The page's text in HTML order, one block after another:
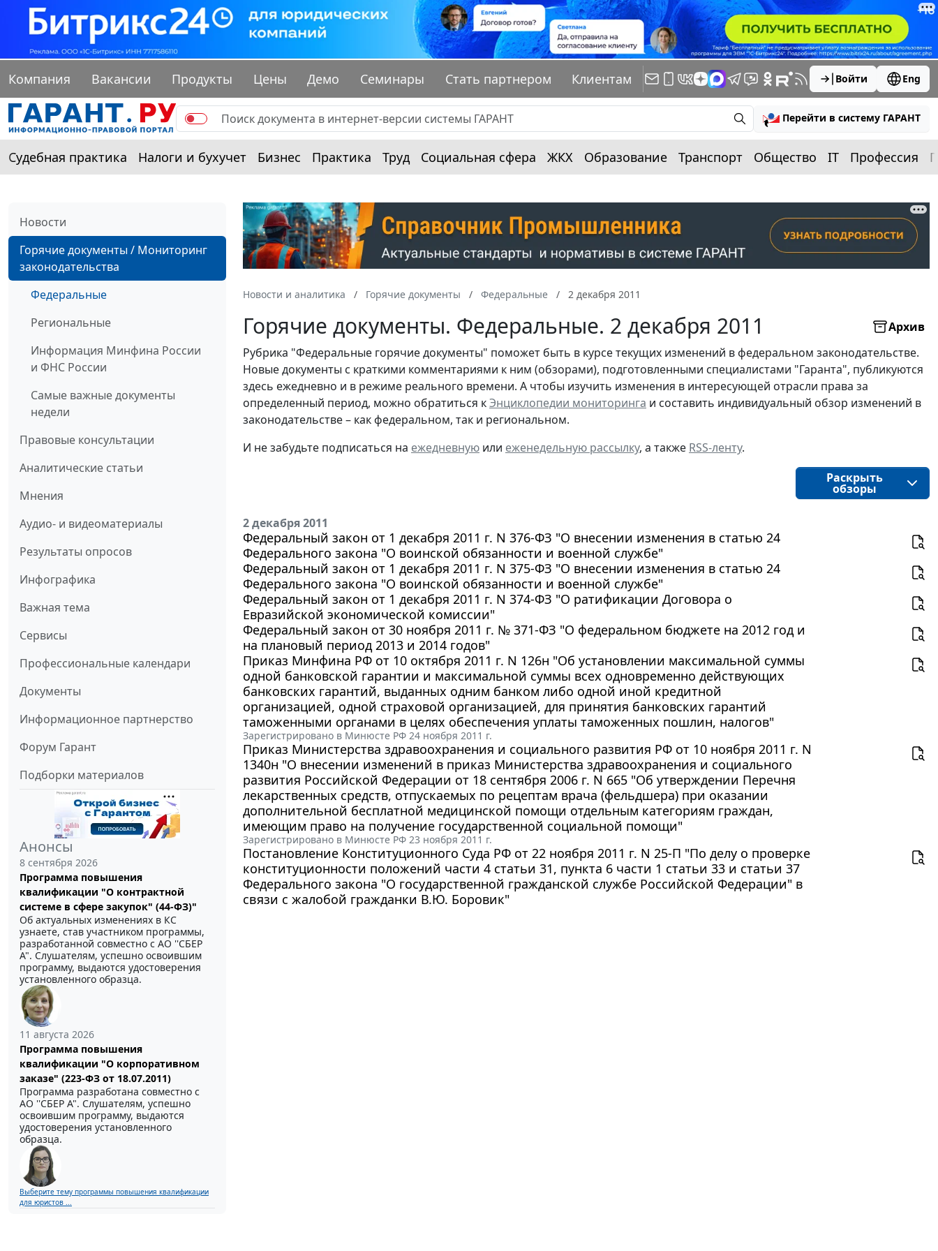
Компания Вакансии Продукты Цены Демо Семинары Стать партнером Клиентам Войти Eng
Перейти в систему ГАРАНТ
Судебная практика Налоги и бухучет Бизнес Практика Труд Социальная сфера ЖКХ Образование Транспорт Общество IT Профессия
Новости
Горячие документы / Мониторинг
законодательства
Федеральные
Региональные
Информация Минфина России
и ФНС России
Самые важные документы
недели
Правовые консультации
Аналитические статьи
Мнения
Аудио- и видеоматериалы
Результаты опросов
Инфографика
Важная тема
Сервисы
Профессиональные календари
Документы
Информационное партнерство
Форум Гарант
Подборки материалов
Анонсы
8 сентября 2026
Программа повышения
квалификации "О контрактной
системе в сфере закупок" (44-ФЗ)"
Об актуальных изменениях в КС
узнаете, став участником программы,
разработанной совместно с АО ''СБЕР
А". Слушателям, успешно освоившим
программу, выдаются удостоверения
установленного образца.
11 августа 2026
Программа повышения
квалификации "О корпоративном
заказе" (223-ФЗ от 18.07.2011)
Программа разработана совместно с
АО ''СБЕР А". Слушателям, успешно
освоившим программу, выдаются
удостоверения установленного
образца.
Выберите тему программы повышения квалификации
для юристов ...
Новости и аналитика Горячие документы Федеральные 2 декабря 2011
Горячие документы. Федеральные. 2 декабря 2011
Архив
Рубрика "Федеральные горячие документы" поможет быть в курсе текущих изменений в федеральном законодательстве.
Новые документы с краткими комментариями к ним (обзорами), подготовленными специалистами "Гаранта", публикуются
здесь ежедневно и в режиме реального времени. А чтобы изучить изменения в интересующей отрасли права за
определенный период, можно обратиться кЭнциклопедии мониторинга и составить индивидуальный обзор изменений в
законодательстве – как федеральном, так и региональном.
И не забудьте подписаться на ежедневную или еженедельную рассылку, а также RSS-ленту.
Раскрыть
обзоры
2 декабря 2011
Федеральный закон от 1 декабря 2011 г. N 376-ФЗ "О внесении изменения в статью 24
Федерального закона "О воинской обязанности и военной службе"
Федеральный закон от 1 декабря 2011 г. N 375-ФЗ "О внесении изменения в статью 24
Федерального закона "О воинской обязанности и военной службе"
Федеральный закон от 1 декабря 2011 г. N 374-ФЗ "О ратификации Договора о
Евразийской экономической комиссии"
Федеральный закон от 30 ноября 2011 г. № 371-ФЗ "О федеральном бюджете на 2012 год и
на плановый период 2013 и 2014 годов"
Приказ Минфина РФ от 10 октября 2011 г. N 126н "Об установлении максимальной суммы
одной банковской гарантии и максимальной суммы всех одновременно действующих
банковских гарантий, выданных одним банком либо одной иной кредитной
организацией, одной страховой организацией, для принятия банковских гарантий
таможенными органами в целях обеспечения уплаты таможенных пошлин, налогов"
Зарегистрировано в Минюсте РФ 24 ноября 2011 г.
Приказ Министерства здравоохранения и социального развития РФ от 10 ноября 2011 г. N
1340н "О внесении изменений в приказ Министерства здравоохранения и социального
развития Российской Федерации от 18 сентября 2006 г. N 665 "Об утверждении Перечня
лекарственных средств, отпускаемых по рецептам врача (фельдшера) при оказании
дополнительной бесплатной медицинской помощи отдельным категориям граждан,
имеющим право на получение государственной социальной помощи"
Зарегистрировано в Минюсте РФ 23 ноября 2011 г.
Постановление Конституционного Суда РФ от 22 ноября 2011 г. N 25-П "По делу о проверке
конституционности положений части 4 статьи 31, пункта 6 части 1 статьи 33 и статьи 37
Федерального закона "О государственной гражданской службе Российской Федерации" в
связи с жалобой гражданки В.Ю. Боровик"